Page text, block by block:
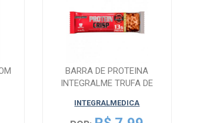
BARRA DE PROTEINA
INTEGRALME TRUFA DE
INTEGRALMEDICA